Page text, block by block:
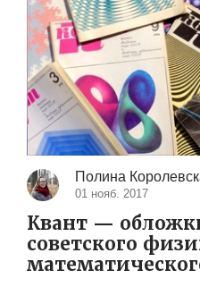
Полина
01 нояб. 2017
Квант —
советского